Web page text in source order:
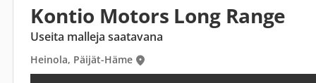
Kontio Motors Long Range
Useita malleja saatavana
Heinola, Päijät-Häme